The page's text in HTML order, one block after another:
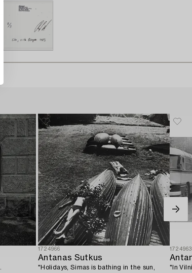
1724966
Antanas Sutkus
"Holidays, Simas is bathing in the sun,
1724963
"In